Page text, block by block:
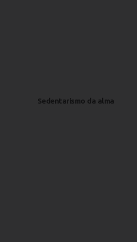
Sedentarismo da alma